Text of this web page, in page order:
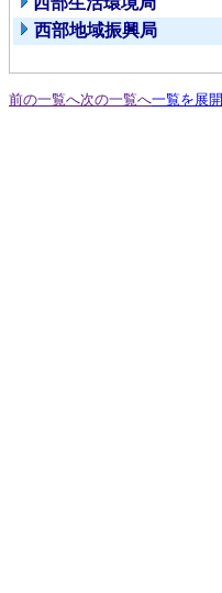
西部地域振興局
前の一覧へ次の一覧へ一覧を展開